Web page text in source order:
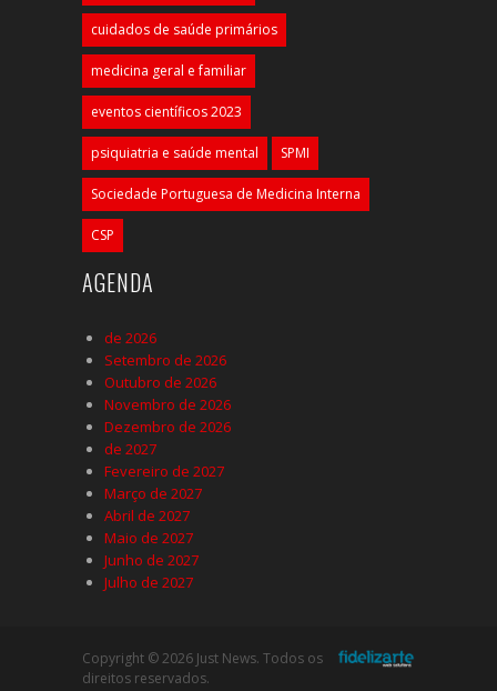
cuidados de saúde primários
medicina geral e familiar
eventos científicos 2023
psiquiatria e saúde mental SPMI
Sociedade Portuguesa de Medicina Interna
CSP
AGENDA
de 2026
Setembro de 2026
Outubro de 2026
Novembro de 2026
Dezembro de 2026
de 2027
Fevereiro de 2027
Março de 2027
Abril de 2027
Maio de 2027
Junho de 2027
Julho de 2027
Copyright © 2026 Just News. Todos os
direitos reservados.